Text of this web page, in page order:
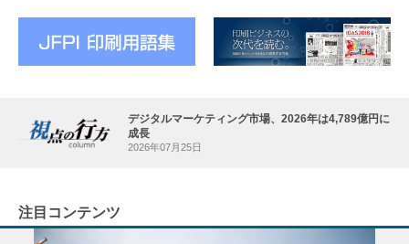
デジタルマーケティング市場、2026年は4,789億円に
成長
2026年07月25日
注目コンテンツ